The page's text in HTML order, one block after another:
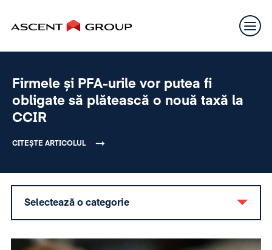
Firmele și PFA-urile vor putea fi
obligate să plătească o nouă taxă la
CCIR
CITEȘTE ARTICOLUL
Selectează o categorie